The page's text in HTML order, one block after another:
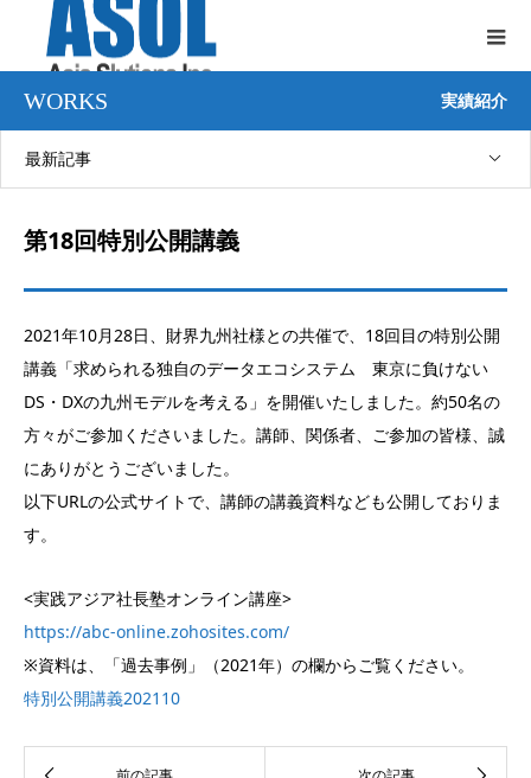
WORKS 実績紹介
最新記事
第18回特別公開講義
2021年10月28日、財界九州社様との共催で、18回目の特別公開
講義「求められる独自のデータエコシステム 東京に負けない
DS・DXの九州モデルを考える」を開催いたしました。約50名の
方々がご参加くださいました。講師、関係者、ご参加の皆様、誠
にありがとうございました。
以下URLの公式サイトで、講師の講義資料なども公開しておりま
す。
<実践アジア社長塾オンライン講座>
https://abc-online.zohosites.com/
※資料は、「過去事例」（2021年）の欄からご覧ください。
特別公開講義202110